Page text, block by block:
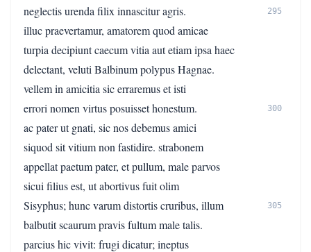
neglectis urenda filix innascitur agris.
295
illuc praevertamur, amatorem quod amicae
turpia decipiunt caecum vitia aut etiam ipsa haec
delectant, veluti Balbinum polypus Hagnae.
vellem in amicitia sic erraremus et isti
errori nomen virtus posuisset honestum.
300
ac pater ut gnati, sic nos debemus amici
siquod sit vitium non fastidire. strabonem
appellat paetum pater, et pullum, male parvos
sicui filius est, ut abortivus fuit olim
Sisyphus; hunc varum distortis cruribus, illum
305
balbutit scaurum pravis fultum male talis.
parcius hic vivit: frugi dicatur; ineptus